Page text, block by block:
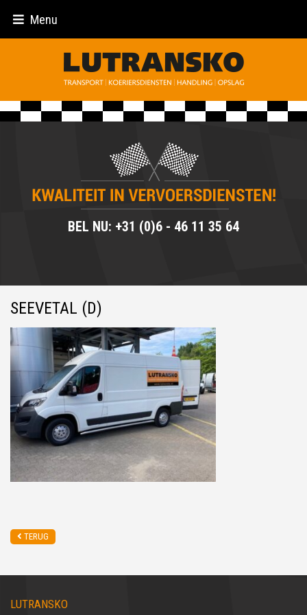
Menu
BEL NU: +31 (0)6 - 46 11 35 64
SEEVETAL (D)
TERUG
LUTRANSKO